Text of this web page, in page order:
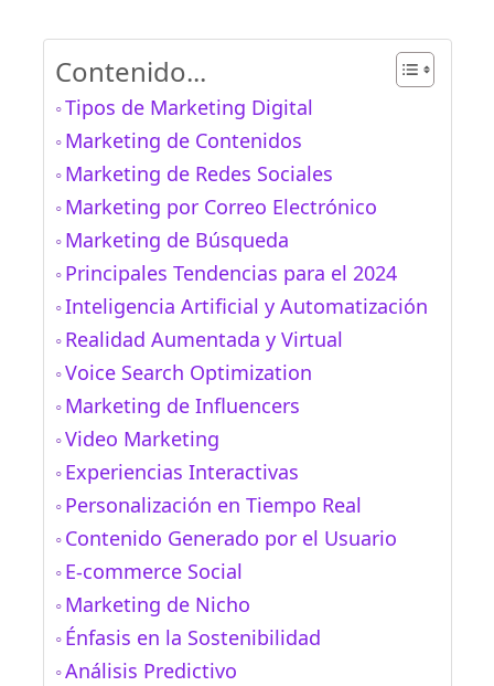
Contenido...
Tipos de Marketing Digital
Marketing de Contenidos
Marketing de Redes Sociales
Marketing por Correo Electrónico
Marketing de Búsqueda
Principales Tendencias para el 2024
Inteligencia Artificial y Automatización
Realidad Aumentada y Virtual
Voice Search Optimization
Marketing de Influencers
Video Marketing
Experiencias Interactivas
Personalización en Tiempo Real
Contenido Generado por el Usuario
E-commerce Social
Marketing de Nicho
Énfasis en la Sostenibilidad
Análisis Predictivo